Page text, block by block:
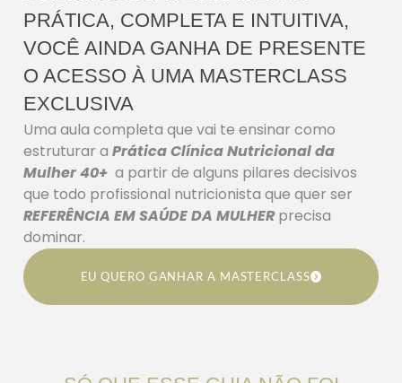
PRÁTICA, COMPLETA E INTUITIVA,
VOCÊ AINDA GANHA DE PRESENTE
O ACESSO À UMA MASTERCLASS
EXCLUSIVA
Uma aula completa que vai te ensinar como
estruturar a Prática Clínica Nutricional da
Mulher 40+ a partir de alguns pilares decisivos
que todo profissional nutricionista que quer ser
REFERÊNCIA EM SAÚDE DA MULHERprecisa
dominar.
EU QUERO GANHAR A MASTERCLASS